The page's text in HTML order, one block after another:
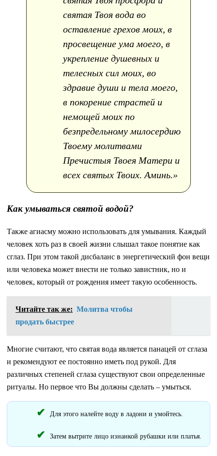
святая Твоя вода во
оставление грехов моих, в
просвещение ума моего, в
укрепление душевных и
телесных сил моих, во
здравие души и тела моего,
в покорение страстей и
немощей моих по
безпредельному милосердию
Твоему молитвами
Пречистыя Твоея Матери и
всех святых Твоих. Аминь.»
Как умываться святой водой?
Также агиасму можно использовать для умывания. Каждый
человек хоть раз в своей жизни слышал такое понятие как
сглаз. При этом такой дисбаланс в энергетический фон вещи
или человека может внести не только завистник, но и
человек, который от рождения имеет такую особенность.
Читайте так же: Молитва чтобы
продать быстрее
Многие считают, что святая вода является панацей от сглаза
и рекомендуют ее постоянно иметь под рукой. Для
различных степеней сглаза существуют свои определенные
ритуалы. Но первое что Вы должны сделать – умыться.
Для этого налейте воду в ладони и умойтесь.
Затем вытрите лицо изнанкой рубашки или платья.